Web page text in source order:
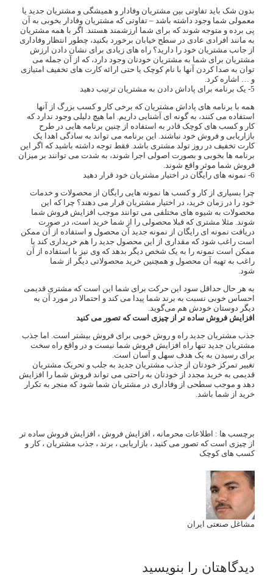
بدون شک باید تفاوتی بین مشتریان وفادار و همیشگی و مشتریان جدید یا
معمولی شما وجود داشته باشد – تفاوتی که مشتریان وفادار بخوبی به آن
پی برده و متوجه شوند که برای شما ارزشمند هستند. اگر با همه مشتریان
به مانند افرادی عادی در سطح خیابان برخورد بکنید، چطور انتظار وفاداری
از جانب مشتریان خود را دارید؟ راه های زیادی برای نشان دادن ارزش
مشتریان برای شما به مشتریان خودتان وجود دارد، که از آن جمله می
توان به صدا کردن آنها با نام کوچک یا حتی ارائه کارت های تخفیف امتیازی
و … اشاره کرد.
5- یک برنامه برای پاداش دادن به مشتریان ترتیب دهید
همه با برنامه های پاداش مشتریان که برخی کار و کسب بزرگ از آنها
استفاده می کنند، به گونه ای آشنایی داریم. اما هیچ دلیلی وجود ندارد که
کار و کسب های کوچک قادر به استفاده از چنین برنامه هایی در طرح
بازاریابی و فروش خود نباشند. این برنامه می تواند به سادگی اهدا یک
کارت تخفیف در روز تولد مشتری باشد. فقط توجه داشته باشید که اگر این
برنامه ها بخوبی و بصورت اصولی اجرا شوند، به شدت می توانند بر میزان
فروش شما موثر واقع شوند.
6- نمونه های رایگان در اختیار مشتریان خود قرار دهید
چرا بسیاری از کار و کسب ها نمونه هایی رایگان از محصولات و خدمات
خود را در زمان خرید، در اختیار مشتریان قرار می دهند؟ چرا که این
محصولات به شیوه های مختلفی می توانند موجب افزایش فروش شما
شوند. مثلا مشتری که قبلا محصولی را از شما خرید است، در صورت
دریافت نمونه ای رایگان از نمونه جدید آن محصول و استفاده از آن ممکن
است راغب شود که مقداری از این محصول جدید را هم خریداری کند یا
ممکن است نمونه را به یک شخص دیگر بدهد که وی نیز با استفاده از آن
راغب به تهیه آن محصول و همچنین خرید محصولاتی دیگر از شما
شود.
به هر حال حداقل سود این حرکت برای شما این است که مشتری قدیمی
احساس خوبی نسبت به برند شما پیدا می کند و احتمالا در مورد آن به
دیگر دوستان خودش هم می‌گوید.
افزایش فروش ساده تر از چیزی است که تصور می کنید
جذب مشتریان جدید راه و روش خوبی برای فروش بیشتر است. اما جذب
مشتریان جدید تنها راه افزایش فروش شما نیست و در واقع راه سخت
برای رسیدن به یک هدف سهل و آسان است.
تغییر تمرکز خودتان از جذب مشتریان جدید به جلب و تحریک مشتریان
قدیمی به خرید مجدد از خودتان به راحتی می تواند فروش شما را افزایش
دهد و موجب سطحی از وفاداری در مشتریان شما شود که منجر به تکرار
خرید از شما باشد.
برچسب ها : اطلاعات محرمانه ، افزایش فروش ، افزایش فروش ساده تر
از چیزی است که تصور می کنید ، بازاریابی ، برند ، جذب مشتریان ،کار و
کسب های کوچک
مشاغل صنعتی ایران
دیدگاهتان را بنویسید